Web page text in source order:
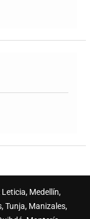
Leticia, Medellín,
Tunja, Manizales,